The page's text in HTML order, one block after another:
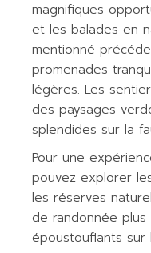
magnifiques
et les balades en
mentionné
promenades
légères. Les
des paysages
splendides sur la
Pour une
pouvez explorer
les réserves
de randonnée
époustouflants sur